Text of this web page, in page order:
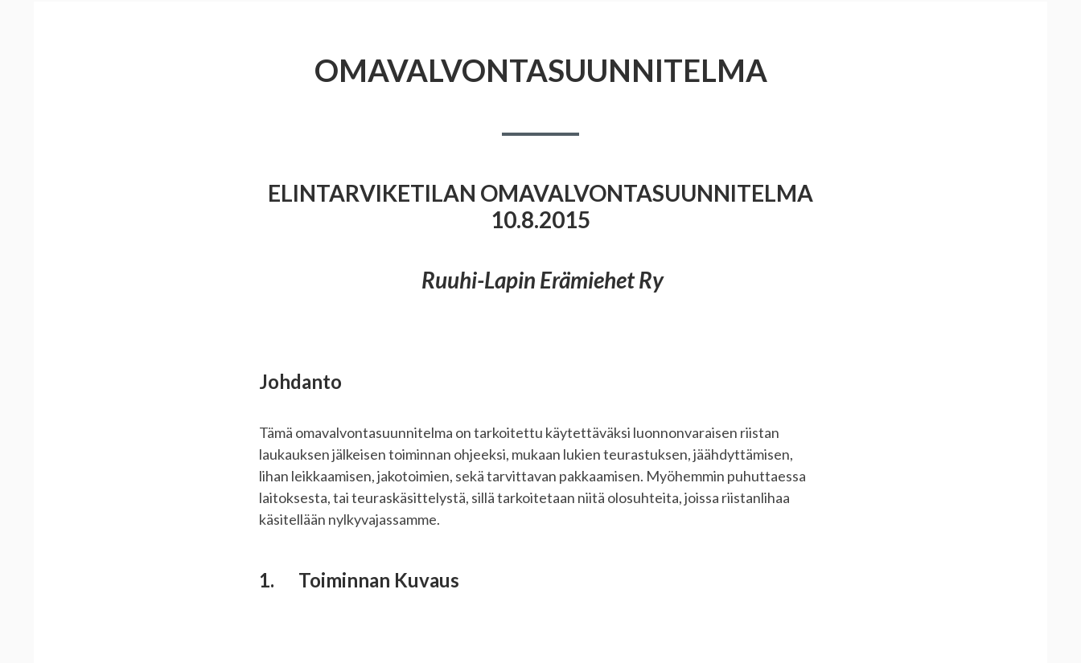
OMAVALVONTASUUNNITELMA
ELINTARVIKETILAN OMAVALVONTASUUNNITELMA
10.8.2015
Ruuhi-Lapin Erämiehet Ry
Johdanto
Tämä omavalvontasuunnitelma on tarkoitettu käytettäväksi luonnonvaraisen riistan
laukauksen jälkeisen toiminnan ohjeeksi, mukaan lukien teurastuksen, jäähdyttämisen,
lihan leikkaamisen, jakotoimien, sekä tarvittavan pakkaamisen. Myöhemmin puhuttaessa
laitoksesta, tai teuraskäsittelystä, sillä tarkoitetaan niitä olosuhteita, joissa riistanlihaa
käsitellään nylkyvajassamme.
1. Toiminnan Kuvaus